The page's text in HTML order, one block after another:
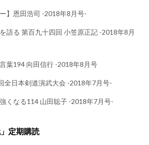
】恩田浩司 -2018年8月号-
語る 第百九十四回 小笠原正記 -2018年8月
葉194 向田信行 -2018年8月号
全日本剣道演武大会 -2018年7月号-
くなる114 山田聡子 -2018年7月号-
定期購読